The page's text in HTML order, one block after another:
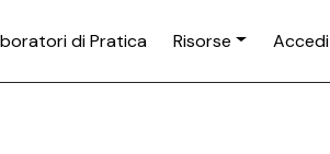
di Pratica Risorse Accedi